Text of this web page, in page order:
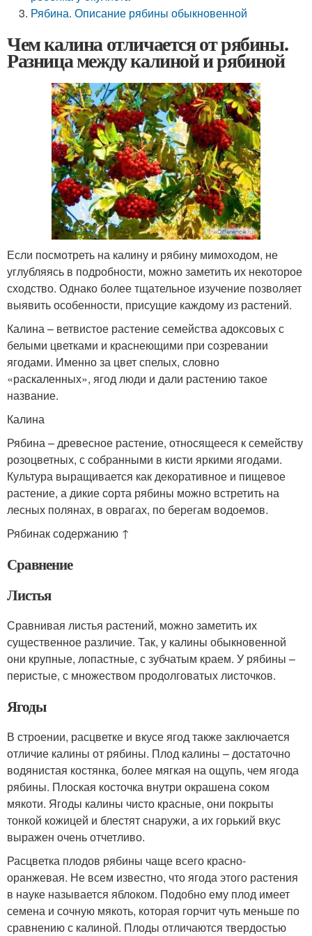
Рябина. Описание рябины обыкновенной
Чем калина отличается от рябины.
Разница между калиной и рябиной
Если посмотреть на калину и рябину мимоходом, не
углубляясь в подробности, можно заметить их некоторое
сходство. Однако более тщательное изучение позволяет
выявить особенности, присущие каждому из растений.
Калина – ветвистое растение семейства адоксовых с
белыми цветками и краснеющими при созревании
ягодами. Именно за цвет спелых, словно
«раскаленных», ягод люди и дали растению такое
название.
Калина
Рябина – древесное растение, относящееся к семейству
розоцветных, с собранными в кисти яркими ягодами.
Культура выращивается как декоративное и пищевое
растение, а дикие сорта рябины можно встретить на
лесных полянах, в оврагах, по берегам водоемов.
Рябинак содержанию ↑
Сравнение
Листья
Сравнивая листья растений, можно заметить их
существенное различие. Так, у калины обыкновенной
они крупные, лопастные, с зубчатым краем. У рябины –
перистые, с множеством продолговатых листочков.
Ягоды
В строении, расцветке и вкусе ягод также заключается
отличие калины от рябины. Плод калины – достаточно
водянистая костянка, более мягкая на ощупь, чем ягода
рябины. Плоская косточка внутри окрашена соком
мякоти. Ягоды калины чисто красные, они покрыты
тонкой кожицей и блестят снаружи, а их горький вкус
выражен очень отчетливо.
Расцветка плодов рябины чаще всего красно-
оранжевая. Не всем известно, что ягода этого растения
в науке называется яблоком. Подобно ему плод имеет
семена и сочную мякоть, которая горчит чуть меньше по
сравнению с калиной. Плоды отличаются твердостью